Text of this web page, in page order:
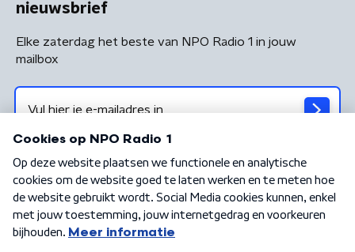
nieuwsbrief
Elke zaterdag het beste van NPO Radio 1 in jouw
mailbox
Algemene voorwaarden Privacybeleid